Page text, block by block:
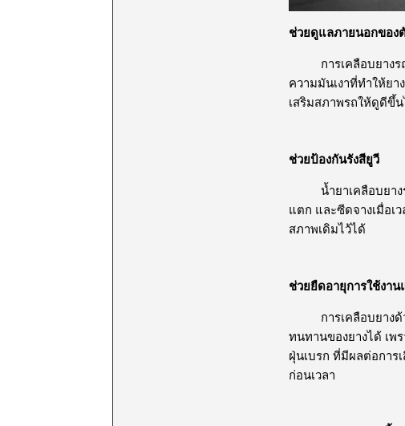
ช่วยดูแลภายนอกของ
การเคลือบยางรถด้
ความมันเงาที่ทำให้ย
เสริมสภาพรถให้ดูดีขึ้น
ช่วยป้องกันรังสียูวี
น้ำยาเคลือบยางรถ
แตก และซีดจางเมื่อเ
สภาพเดิมไว้ได้
ช่วยยืดอายุการใช้งา
การเคลือบยางด้วย
ทนทานของยางได้ เพ
ฝุ่นเบรก ที่มีผลต่อการ
ก่อนเวลา